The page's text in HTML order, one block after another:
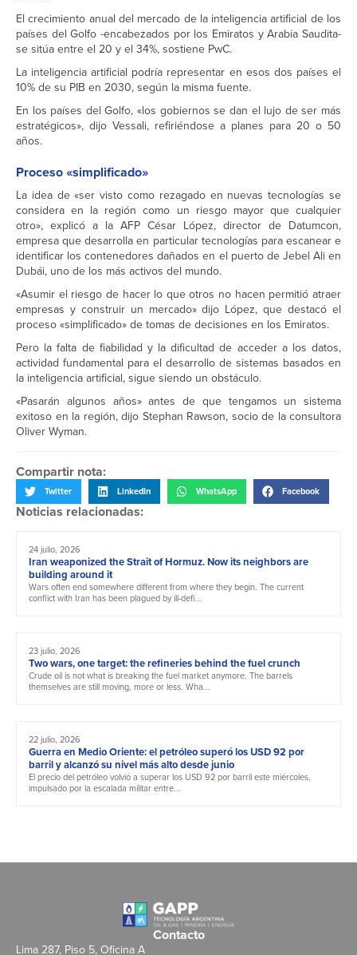
El crecimiento anual del mercado de la inteligencia artificial de los
países del Golfo -encabezados por los Emiratos y Arabia Saudita-
se sitúa entre el 20 y el 34%, sostiene PwC.
La inteligencia artificial podría representar en esos dos países el
10% de su PIB en 2030, según la misma fuente.
En los países del Golfo, «los gobiernos se dan el lujo de ser más
estratégicos», dijo Vessali, refiriéndose a planes para 20 o 50
años.
Proceso «simplificado»
La idea de «ser visto como rezagado en nuevas tecnologías se
considera en la región como un riesgo mayor que cualquier
otro», explicó a la AFP César López, director de Datumcon,
empresa que desarrolla en particular tecnologías para escanear e
identificar los contenedores dañados en el puerto de Jebel Ali en
Dubái, uno de los más activos del mundo.
«Asumir el riesgo de hacer lo que otros no hacen permitió atraer
empresas y construir un mercado» dijo López, que destacó el
proceso «simplificado» de tomas de decisiones en los Emiratos.
Pero la falta de fiabilidad y la dificultad de acceder a los datos,
actividad fundamental para el desarrollo de sistemas basados en
la inteligencia artificial, sigue siendo un obstáculo.
«Pasarán algunos años» antes de que tengamos un sistema
exitoso en la región, dijo Stephan Rawson, socio de la consultora
Oliver Wyman.
Compartir nota:
Twitter LinkedIn WhatsApp Facebook
Noticias relacionadas:
24 julio, 2026
Iran weaponized the Strait of Hormuz. Now its neighbors are
building around it
Wars often end somewhere different from where they begin. The current
conflict with Iran has been plagued by ill-defi...
23 julio, 2026
Two wars, one target: the refineries behind the fuel crunch
Crude oil is not what is breaking the fuel market anymore. The barrels
themselves are still moving, more or less. Wha...
22 julio, 2026
Guerra en Medio Oriente: el petróleo superó los USD 92 por
barril y alcanzó su nivel más alto desde junio
El precio del petróleo volvió a superar los USD 92 por barril este miércoles,
impulsado por la escalada militar entre...
Contacto
Lima 287, Piso 5, Oficina A